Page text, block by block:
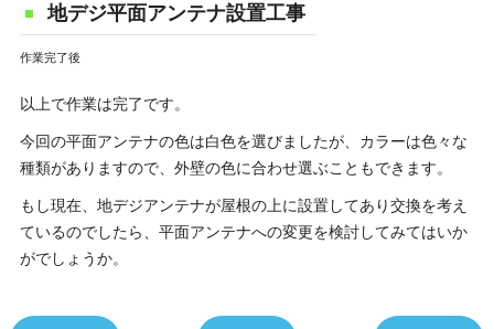
地デジ平面アンテナ設置工事
作業完了後
以上で作業は完了です。
今回の平面アンテナの色は白色を選びましたが、カラーは色々な
種類がありますので、外壁の色に合わせ選ぶこともできます。
もし現在、地デジアンテナが屋根の上に設置してあり交換を考え
ているのでしたら、平面アンテナへの変更を検討してみてはいか
がでしょうか。